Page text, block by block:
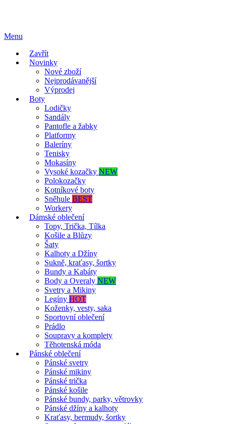
Menu
Zavřít
Novinky
Nové zboží
Nejprodávanější
Výprodej
Boty
Lodičky
Sandály
Pantofle a žabky
Platformy
Baleríny
Tenisky
Mokasíny
Vysoké kozačky NEW
Polokozačky
Kotníkové boty
Sněhule BEST
Workery
Dámské oblečení
Topy, Trička, Tílka
Košile a Blůzy
Šaty
Kalhoty a Džíny
Sukně, kraťasy, šortky
Bundy a Kabáty
Body a Overaly NEW
Svetry a Mikiny
Legíny HOT
Koženky, vesty, saka
Sportovní oblečení
Prádlo
Soupravy a komplety
Těhotenská móda
Pánské oblečení
Pánské svetry
Pánské mikiny
Pánské trička
Pánské košile
Pánské bundy, parky, větrovky
Pánské džíny a kalhoty
Kraťasy, bermudy, šortky